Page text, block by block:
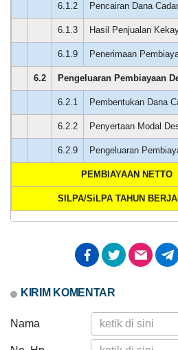
6.1.2 Pencairan Dana
6.1.3 Hasil Penjualan
6.1.9 Penerimaan
6.2 Pengeluaran Pembiayaan
6.2.1 Pembentukan Dana
6.2.2 Penyertaan Modal
6.2.9 Pengeluaran
PEMBIAYAAN NETTO
SILPA/SiLPA TAHUN
KIRIM KOMENTAR
Nama
Syamsudin
Desember
2024
12:59:21
memuaskan
.......
Anggaran
Rp
Realisasi
254.301.100,00